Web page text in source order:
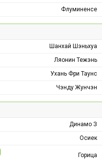
Флуминенсе
Шанхай Шэньхуа
Ляонин Тежэнь
Ухань Фри Таунс
Чэнду Жунчэн
Динамо З
Осиек
Горица